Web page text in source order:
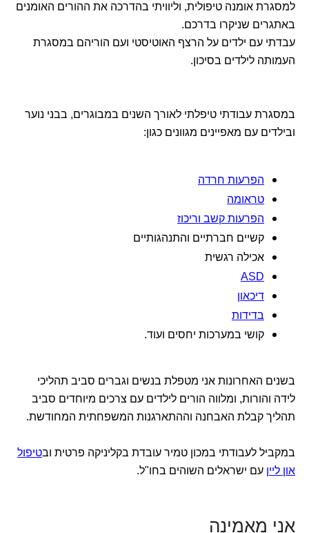
למסגרת אומנה טיפולית, וליוויתי בהדרכה את ההורים האומנים
באתגרים שניקרו בדרכם.
עבדתי עם ילדים על הרצף האוטיסטי ועם הוריהם במסגרת
העמותה לילדים בסיכון.
במסגרת עבודתי טיפלתי לאורך השנים במבוגרים, בבני נוער
ובילדים עם מאפיינים מגוונים כגון:
הפרעות חרדה
טראומה
הפרעות קשב וריכוז
קשיים חברתיים והתנהגותיים
אכילה רגשית
ASD
דיכאון
בדידות
קושי במערכות יחסים ועוד.
בשנים האחרונות אני מטפלת בנשים וגברים סביב תהליכי
לידה והורות, ומלווה הורים לילדים עם צרכים מיוחדים סביב
תהליך קבלת האבחנה וההתארגנות המשפחתית המחודשת.
במקביל לעבודתי במכון טמיר עובדת בקליניקה פרטית ובטיפול
און ליין עם ישראלים השוהים בחו"ל.
אני מאמינה